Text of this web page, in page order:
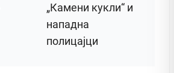
„Камени кукли“ и
нападна
полицајци